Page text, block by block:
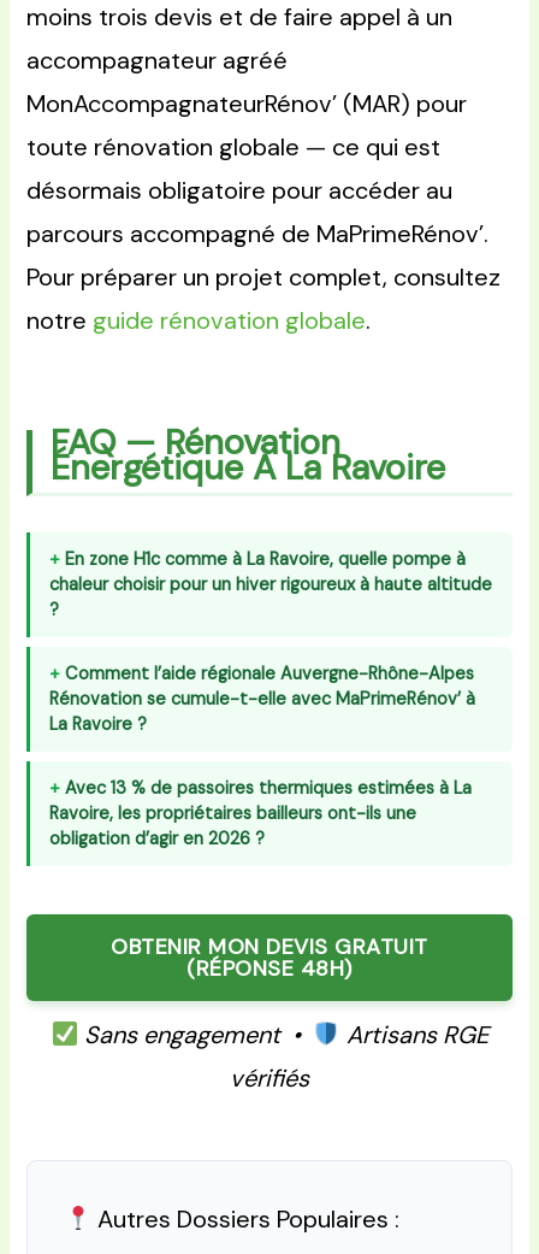
moins trois devis et de faire appel à un
accompagnateur agréé
MonAccompagnateurRénov’ (MAR) pour
toute rénovation globale — ce qui est
désormais obligatoire pour accéder au
parcours accompagné de MaPrimeRénov’.
Pour préparer un projet complet, consultez
notre guide rénovation globale.
FAQ — Rénovation
Énergétique À La Ravoire
En zone H1c comme à La Ravoire, quelle pompe à
chaleur choisir pour un hiver rigoureux à haute altitude
?
Comment l’aide régionale Auvergne-Rhône-Alpes
Rénovation se cumule-t-elle avec MaPrimeRénov’ à
La Ravoire ?
Avec 13 % de passoires thermiques estimées à La
Ravoire, les propriétaires bailleurs ont-ils une
obligation d’agir en 2026 ?
OBTENIR MON DEVIS GRATUIT
(RÉPONSE 48H)
Sans engagement •
Artisans RGE
vérifiés
Autres Dossiers Populaires :